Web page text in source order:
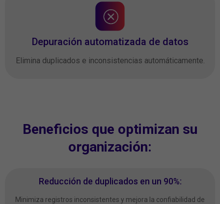
Depuración automatizada de datos
Elimina duplicados e inconsistencias automáticamente.
Beneficios que optimizan su
organización:
Reducción de duplicados en un 90%:
Minimiza registros inconsistentes y mejora la confiabilidad de